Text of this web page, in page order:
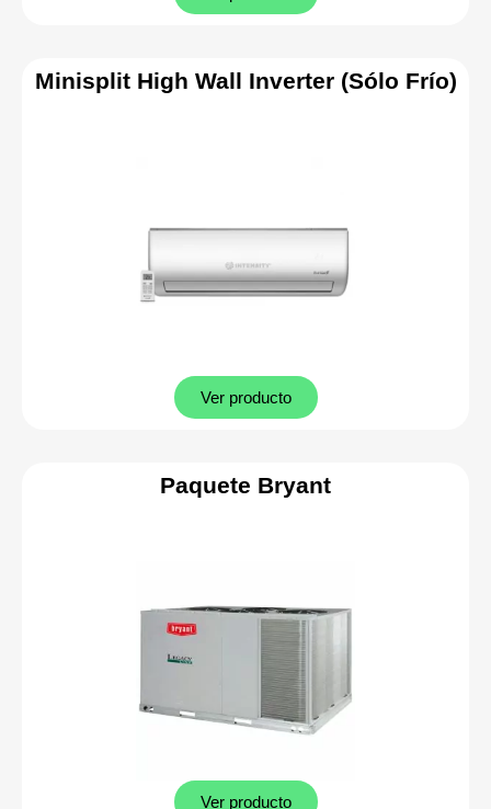
Minisplit High Wall Inverter (Sólo Frío)
Ver producto
Paquete Bryant
Ver producto